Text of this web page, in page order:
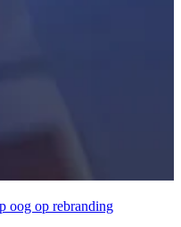
oog op rebranding